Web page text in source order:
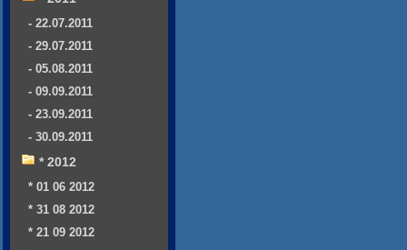
- 22.07.2011
- 29.07.2011
- 05.08.2011
- 09.09.2011
- 23.09.2011
- 30.09.2011
* 2012
* 01 06 2012
* 31 08 2012
* 21 09 2012